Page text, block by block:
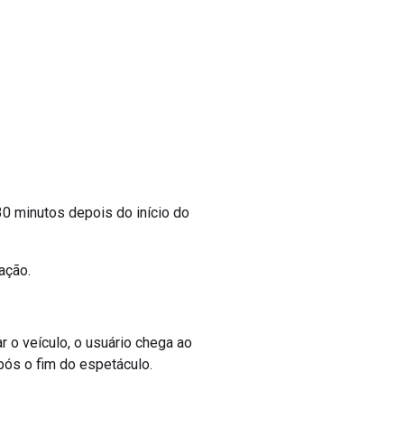
minutos depois do início do
o veículo, o usuário chega ao
o fim do espetáculo.